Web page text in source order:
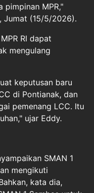
pimpinan MPR,"
Jumat (15/5/2026).
RI dapat
mengulang
keputusan baru
di Pontianak, dan
pemenang LCC. Itu
ujar Eddy.
SMAN 1
mengikuti
kata dia,